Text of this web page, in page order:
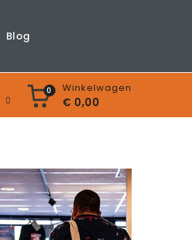
Blog
0 Winkelwagen
€ 0,00